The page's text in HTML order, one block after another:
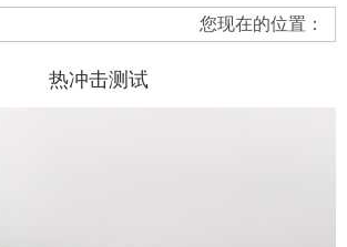
您现在的位置：
热冲击测试